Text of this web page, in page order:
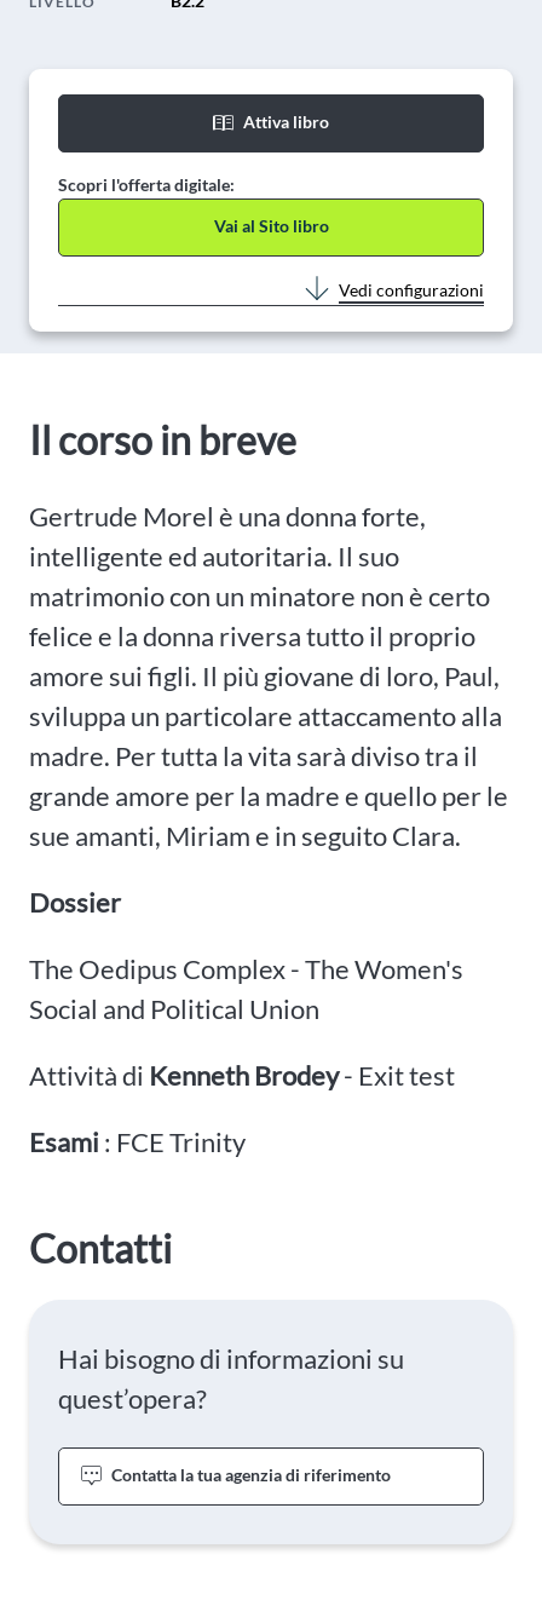
Attiva libro
Scopri l'offerta digitale:
Vai al Sito libro
Vedi configurazioni
Il corso in breve
Gertrude Morel è una donna forte,
intelligente ed autoritaria. Il suo
matrimonio con un minatore non è certo
felice e la donna riversa tutto il proprio
amore sui figli. Il più giovane di loro, Paul,
sviluppa un particolare attaccamento alla
madre. Per tutta la vita sarà diviso tra il
grande amore per la madre e quello per le
sue amanti, Miriam e in seguito Clara.
Dossier
The Oedipus Complex - The Women's
Social and Political Union
Attività di Kenneth Brodey- Exit test
Esami : FCE Trinity
Contatti
Hai bisogno di informazioni su
quest’opera?
Contatta la tua agenzia di riferimento